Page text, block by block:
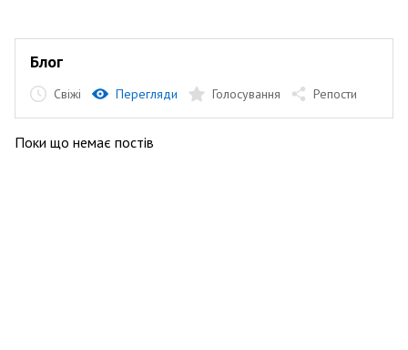
Блог
Свіжі Перегляди Голосування Репости
Поки що немає постів